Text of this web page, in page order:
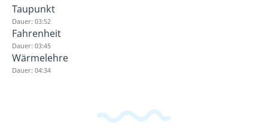
Taupunkt
Dauer: 03:52
Fahrenheit
Dauer: 03:45
Wärmelehre
Dauer: 04:34